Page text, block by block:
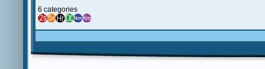
6 categories